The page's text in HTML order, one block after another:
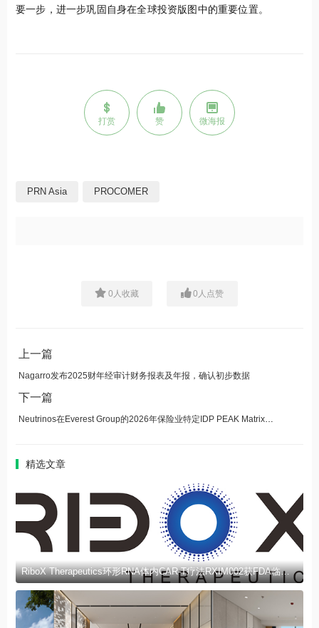
要一步，进一步巩固自身在全球投资版图中的重要位置。
打赏 赞 微海报
PRN Asia PROCOMER
0 人收藏 0 人点赞
上一篇
Nagarro发布2025财年经审计财务报表及年报，确认初步数据
下一篇
精选文章
RiboX Therapeutics环形RNA体内CAR-T疗法RXIM002获FDA临床试验许可